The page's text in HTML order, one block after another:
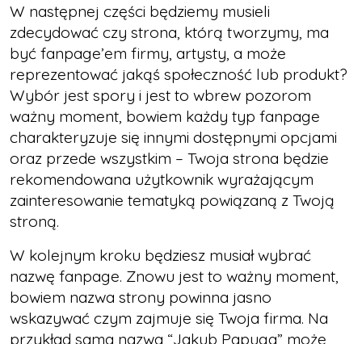
W następnej części będziemy musieli
zdecydować czy strona, którą tworzymy, ma
być fanpage’em firmy, artysty, a może
reprezentować jakąś społeczność lub produkt?
Wybór jest spory i jest to wbrew pozorom
ważny moment, bowiem każdy typ fanpage
charakteryzuje się innymi dostępnymi opcjami
oraz przede wszystkim – Twoja strona będzie
rekomendowana użytkownik wyrażającym
zainteresowanie tematyką powiązaną z Twoją
stroną.
W kolejnym kroku będziesz musiał wybrać
nazwę fanpage. Znowu jest to ważny moment,
bowiem nazwa strony powinna jasno
wskazywać czym zajmuje się Twoja firma. Na
przykład sama nazwa “Jakub Papuga” może